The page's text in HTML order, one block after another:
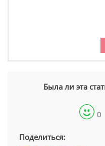
Была ли эта
0
Поделиться: